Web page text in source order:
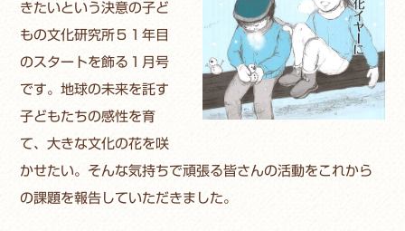
きたいという決意の子ど
もの文化研究所５１年目
のスタートを飾る１月号
です。地球の未来を託す
子どもたちの感性を育
て、大きな文化の花を咲
かせたい。そんな気持ちで頑張る皆さんの活動をこれから
の課題を報告していただきました。